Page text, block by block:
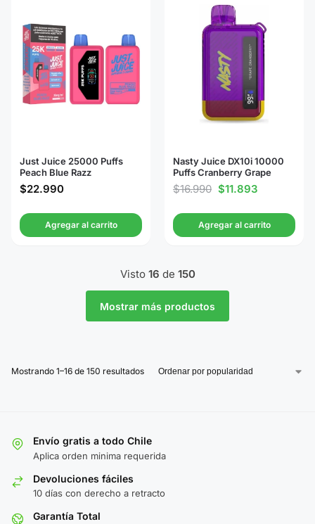
Just Juice 25000 Puffs
Peach Blue Razz
$22.990
Agregar al carrito
Nasty Juice DX10i 10000
Puffs Cranberry Grape
$16.990 $11.893
Agregar al carrito
Visto 16 de 150
Mostrar más productos
Mostrando 1–16 de 150 resultados
Envío gratis a todo Chile
Aplica orden minima requerida
Devoluciones fáciles
10 días con derecho a retracto
Garantía Total